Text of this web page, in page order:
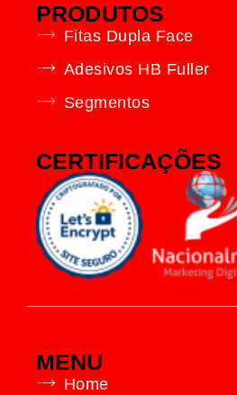
PRODUTOS
Fitas Dupla Face
Adesivos HB Fuller
Segmentos
CERTIFICAÇÕES
MENU
Home